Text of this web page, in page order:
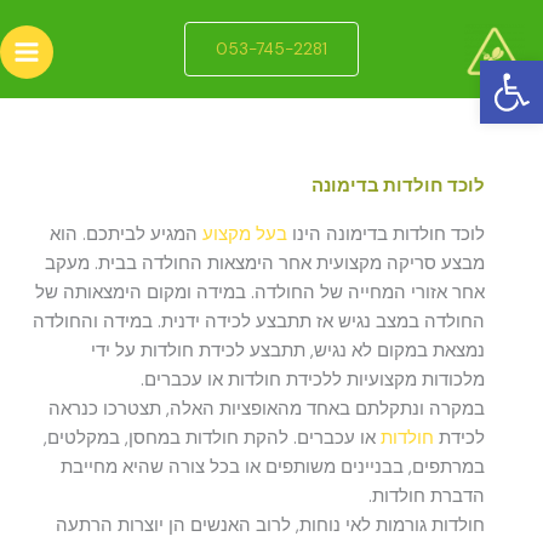
פתח סרגל נגישות
לתוכן
053-745-2281
לוכד חולדות בדימונה
לוכד חולדות בדימונה הינו בעל מקצוע המגיע לביתכם. הוא
מבצע סריקה מקצועית אחר הימצאות החולדה בבית. מעקב
אחר אזורי המחייה של החולדה. במידה ומקום הימצאותה של
החולדה במצב נגיש אז תתבצע לכידה ידנית. במידה והחולדה
נמצאת במקום לא נגיש, תתבצע לכידת חולדות על ידי
מלכודות מקצועיות ללכידת חולדות או עכברים.
במקרה ונתקלתם באחד מהאופציות האלה, תצטרכו כנראה
לכידת חולדות או עכברים. להקת חולדות במחסן, במקלטים,
במרתפים, בבניינים משותפים או בכל צורה שהיא מחייבת
הדברת חולדות.
חולדות גורמות לאי נוחות, לרוב האנשים הן יוצרות הרתעה